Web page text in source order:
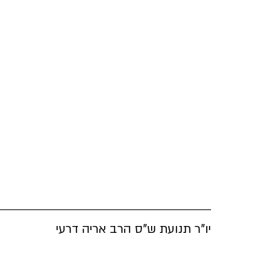
יו"ר תנועת ש"ס הרב אריה דרעי